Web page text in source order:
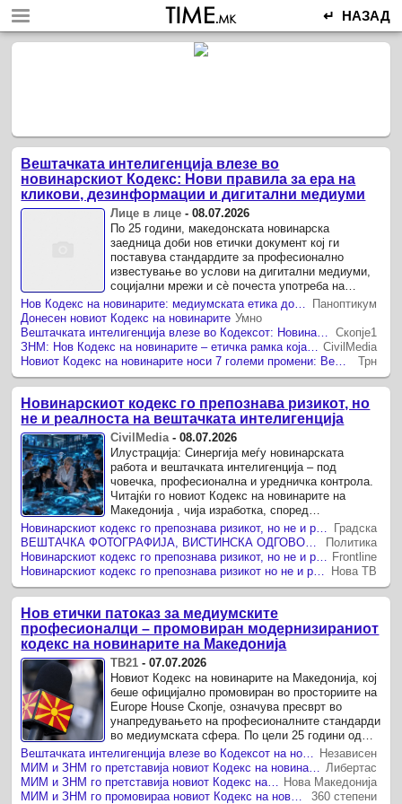
↵ НАЗАД
Вештачката интелигенција влезе во
новинарскиот Кодекс: Нови правила за ера на
кликови, дезинформации и дигитални медиуми
Лице в лице -08.07.2026
По 25 години, македонската новинарска
заедница доби нов етички документ кој ги
поставува стандардите за професионално
известување во услови на дигитални медиуми,
социјални мрежи и сè почеста употреба на
вештачката интелигенција.
Паноптикум
Донесен новиот Кодекс на новинарите Умно
Скопје1
CivilMedia
Трн
Новинарскиот кодекс го препознава ризикот, но
не и реалноста на вештачката интелигенција
CivilMedia -08.07.2026
Илустрација: Синергија меѓу новинарската
работа и вештачката интелигенција – под
човечка, професионална и уредничка контрола.
Читајќи го новиот Кодекс на новинарите на
Македонија , чија изработка, според
соопштението , траела две години и била
поткрепена со стручни анализи и ...
Градска
Политика
Frontline
Нова ТВ
Нов етички патоказ за медиумските
професионалци – промовиран модернизираниот
кодекс на новинарите на Македонија
ТВ21 -07.07.2026
Новиот Кодекс на новинарите на Македонија, кој
беше официјално промовиран во просториите на
Europe House Скопје, означува пресврт во
унапредувањето на професионалните стандарди
во медиумската сфера. По цели 25 години од
носењето на првиот Кодекс во 2001 година, тој е
прилагоден ...
Вештачката интелигенција влезе во Кодексот на новинарите Независен
МИМ и ЗНМ го претставија новиот Кодекс на новинарите: ВИ може да помогне, но никогаш нема да биде новинар Либертас
МИМ и ЗНМ го претставија новиот Кодекс на новинарите: ВИ може да помогне, но никогаш нема да биде новинар Нова Македонија
МИМ и ЗНМ го промовираа новиот Кодекс на новинарите
360 степени